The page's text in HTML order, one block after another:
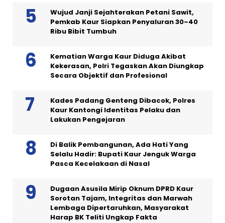
Wujud Janji Sejahterakan Petani Sawit,
Pemkab Kaur Siapkan Penyaluran 30–40
Ribu Bibit Tumbuh
Kematian Warga Kaur Diduga Akibat
Kekerasan, Polri Tegaskan Akan Diungkap
Secara Objektif dan Profesional
Kades Padang Genteng Dibacok, Polres
Kaur Kantongi Identitas Pelaku dan
Lakukan Pengejaran
Di Balik Pembangunan, Ada Hati Yang
Selalu Hadir: Bupati Kaur Jenguk Warga
Pasca Kecelakaan di Nasal
Dugaan Asusila Mirip Oknum DPRD Kaur
Sorotan Tajam, Integritas dan Marwah
Lembaga Dipertaruhkan, Masyarakat
Harap BK Teliti Ungkap Fakta